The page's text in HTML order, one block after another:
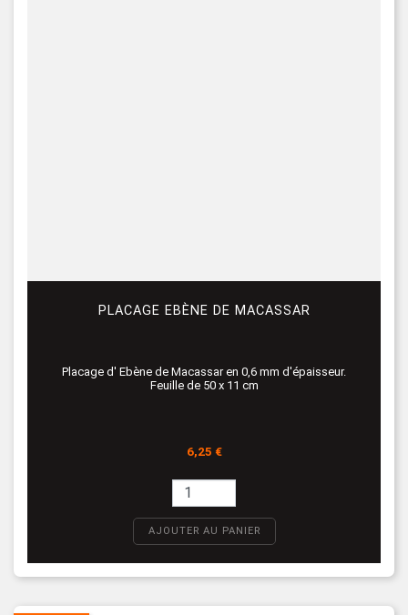
PLACAGE EBÈNE DE MACASSAR
Placage d' Ebène de Macassar en 0,6 mm d'épaisseur.
Feuille de 50 x 11 cm
Prix
6,25 €
AJOUTER AU PANIER